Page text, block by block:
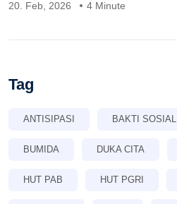
20. Feb, 2026 4 Minute
Tag
ANTISIPASI BAKTI SOSIAL
BUMIDA DUKA CITA
HUT PAB HUT PGRI